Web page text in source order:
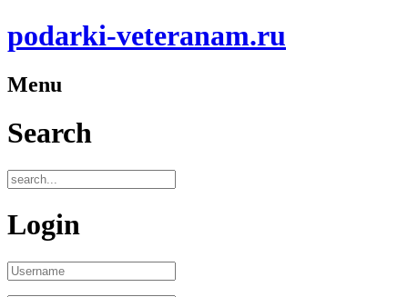
podarki-veteranam.ru
Menu
Search
Login